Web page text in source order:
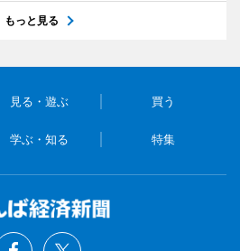
もっと見る
見る・遊ぶ 買う
学ぶ・知る 特集